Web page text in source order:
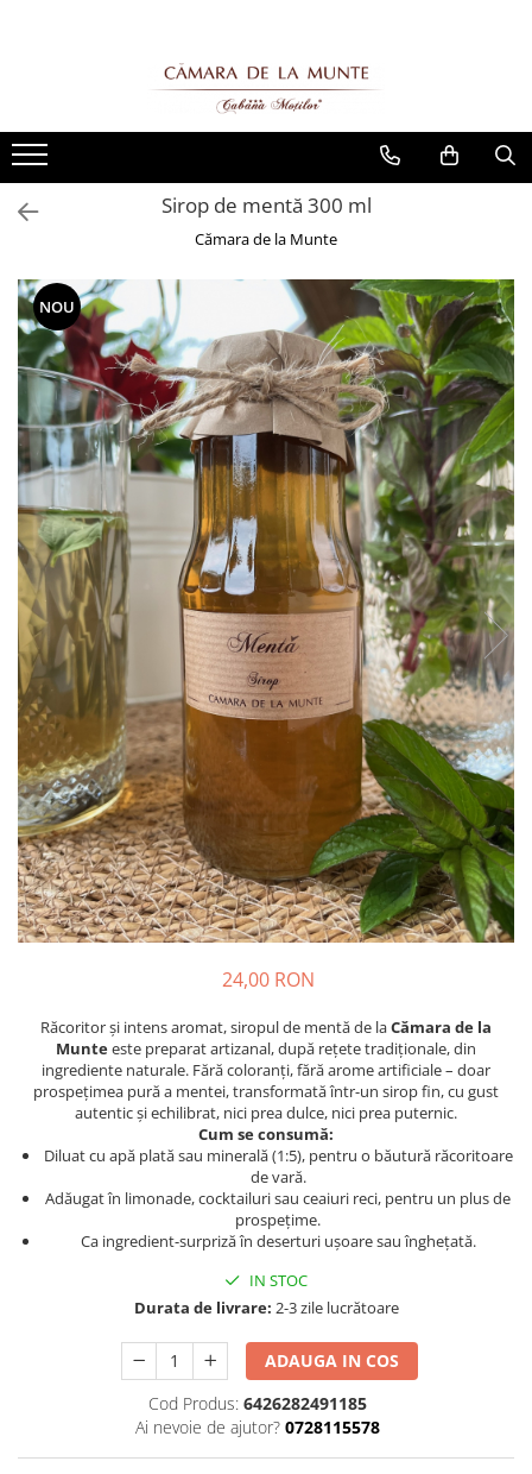
Sirop de mentă 300 ml
Cămara de la Munte
NOU
24,00 RON
Răcoritor și intens aromat, siropul de mentă de laCămara de la
Munteeste preparat artizanal, după rețete tradiționale, din
ingrediente naturale. Fără coloranți, fără arome artificiale – doar
prospețimea pură a mentei, transformată într-un sirop fin, cu gust
autentic și echilibrat, nici prea dulce, nici prea puternic.
Cum se consumă:
Diluat cu apă plată sau minerală (1:5), pentru o băutură răcoritoare
de vară.
Adăugat în limonade, cocktailuri sau ceaiuri reci, pentru un plus de
prospețime.
Ca ingredient-surpriză în deserturi ușoare sau înghețată.
IN STOC
Durata de livrare: 2-3 zile lucrătoare
ADAUGA IN COS
Cod Produs: 6426282491185
Ai nevoie de ajutor? 0728115578